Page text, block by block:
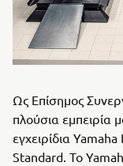
Ως Επίσημος
πλούσια εμπειρία
εγχειρίδια
Standard. Το